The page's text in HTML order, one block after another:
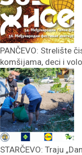
PANČEVO: Strelište
komšijama, deci i
STARČEVO: Traju